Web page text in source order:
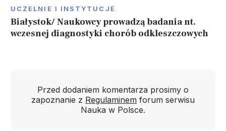
UCZELNIE I INSTYTUCJE
Białystok/ Naukowcy prowadzą badania nt.
wczesnej diagnostyki chorób odkleszczowych
Przed dodaniem komentarza prosimy o
zapoznanie z Regulaminem forum serwisu
Nauka w Polsce.